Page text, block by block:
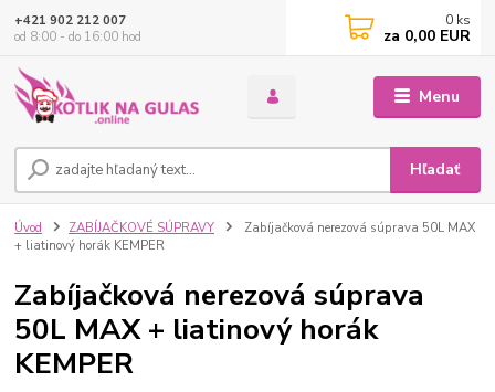
Menu
Hľadať
+421 902 212 007
od 8:00 - do 16:00 hod
0 ks
za 0,00 EUR
Úvod ZABÍJAČKOVÉ SÚPRAVY
Zabíjačková nerezová súprava 50L MAX
+ liatinový horák KEMPER
Zabíjačková nerezová súprava
50L MAX + liatinový horák
KEMPER